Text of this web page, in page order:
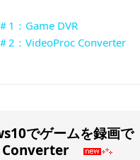
1：Game DVR
2：VideoProc Converter
でゲームを録画で
Converter